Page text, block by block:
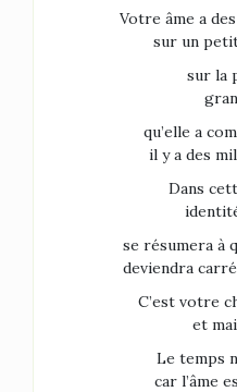
Votre âme a
sur un
sur la
qu’elle a
il y a des
Dans
se résumera à
deviendra
C’est votre
et
Le temps
car l’âme